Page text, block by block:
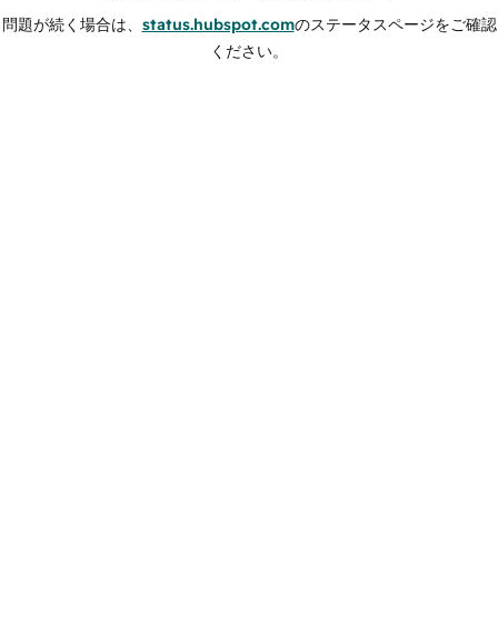
問題が続く場合は、 status.hubspot.comのステータスページをご確認
ください。